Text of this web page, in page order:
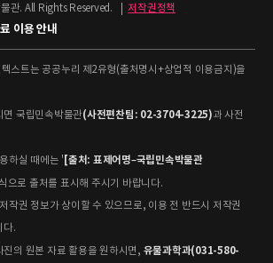
관. All Rights Reserved.
저작권정책
이용 안내
스트는 공공누리 제2유형(출처명시+상업적 이용금지)을
면 국립민속박물관(사전편찬팀: 02-3704-3225)과 사전
하실 때에는 ' [출처: 표제어명–국립민속박물관
으로 출처를 표시해 주시기 바랍니다.
작권 정보가 상이할 수 있으므로, 이용 전 반드시 저작권
다.
진의 원본 자료 활용을 원하시면, 유물과학과(031-580-